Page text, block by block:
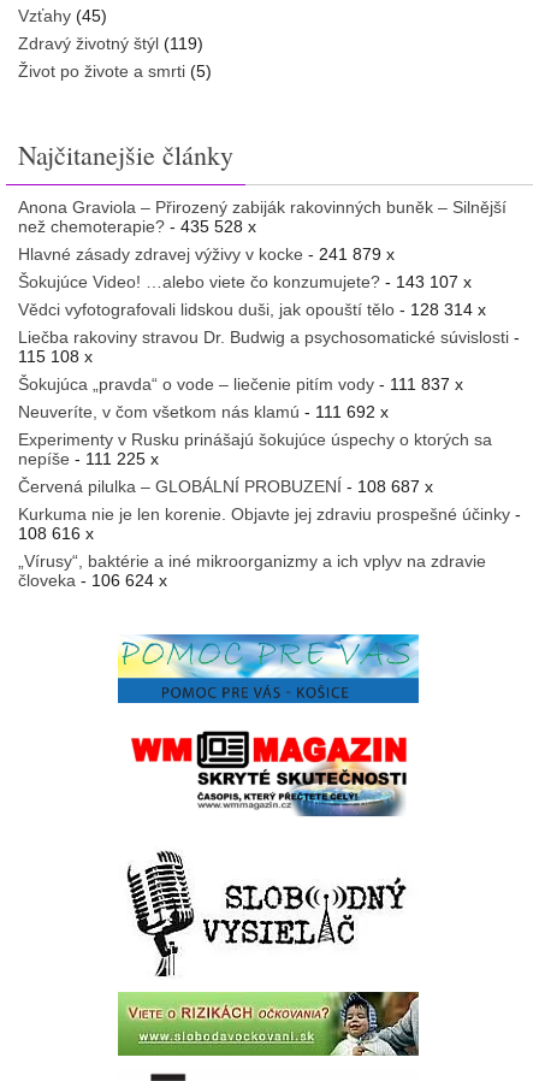
Vzťahy (45)
Zdravý životný štýl (119)
Život po živote a smrti (5)
Najčitanejšie články
Anona Graviola – Přirozený zabiják rakovinných buněk – Silnější
než chemoterapie? - 435 528 x
Hlavné zásady zdravej výživy v kocke - 241 879 x
Šokujúce Video! …alebo viete čo konzumujete? - 143 107 x
Vědci vyfotografovali lidskou duši, jak opouští tělo - 128 314 x
Liečba rakoviny stravou Dr. Budwig a psychosomatické súvislosti -
115 108 x
Šokujúca „pravda“ o vode – liečenie pitím vody - 111 837 x
Neuveríte, v čom všetkom nás klamú - 111 692 x
Experimenty v Rusku prinášajú šokujúce úspechy o ktorých sa
nepíše - 111 225 x
Červená pilulka – GLOBÁLNÍ PROBUZENÍ - 108 687 x
Kurkuma nie je len korenie. Objavte jej zdraviu prospešné účinky -
108 616 x
„Vírusy“, baktérie a iné mikroorganizmy a ich vplyv na zdravie
človeka - 106 624 x